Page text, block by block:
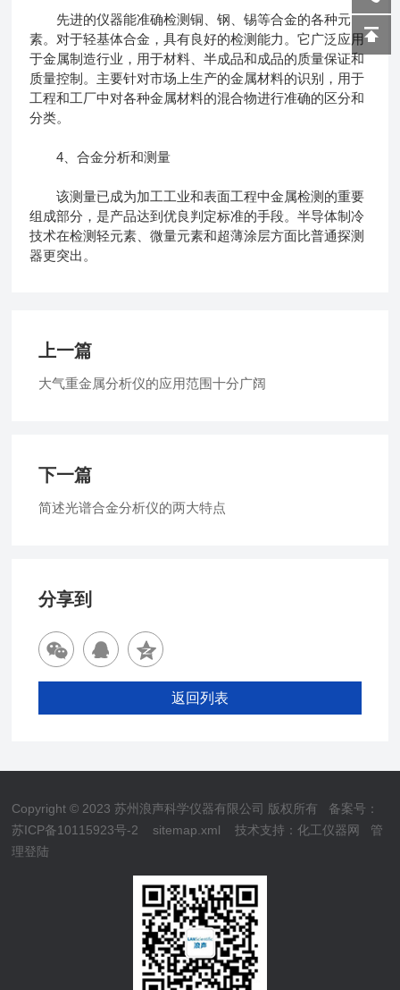
先进的仪器能准确检测铜、钢、锡等合金的各种元
素。对于轻基体合金，具有良好的检测能力。它广泛应用
于金属制造行业，用于材料、半成品和成品的质量保证和
质量控制。主要针对市场上生产的金属材料的识别，用于
工程和工厂中对各种金属材料的混合物进行准确的区分和
分类。
4、合金分析和测量
该测量已成为加工工业和表面工程中金属检测的重要
组成部分，是产品达到优良判定标准的手段。半导体制冷
技术在检测轻元素、微量元素和超薄涂层方面比普通探测
器更突出。
上一篇
大气重金属分析仪的应用范围十分广阔
下一篇
简述光谱合金分析仪的两大特点
分享到
返回列表
Copyright © 2023 苏州浪声科学仪器有限公司 版权所有 备案号：
苏ICP备10115923号-2
sitemap.xml 技术支持：化工仪器网
管
理登陆